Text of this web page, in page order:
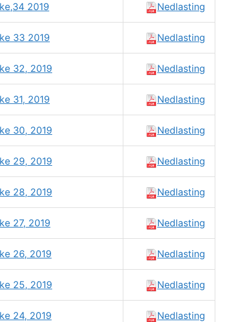
2019 Nedlasting
33 2019 Nedlasting
32, 2019 Nedlasting
31, 2019 Nedlasting
30, 2019 Nedlasting
29, 2019 Nedlasting
28, 2019 Nedlasting
27, 2019 Nedlasting
26, 2019 Nedlasting
25, 2019 Nedlasting
24, 2019 Nedlasting